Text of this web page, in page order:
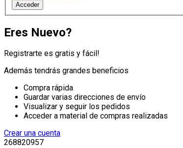
Acceder
Eres Nuevo?
Registrarte es gratis y fácil!
Además tendrás grandes beneficios
Compra rápida
Guardar varias direcciones de envío
Visualizar y seguir los pedidos
Acceder a material de compras realizadas
Crear una cuenta
268820957